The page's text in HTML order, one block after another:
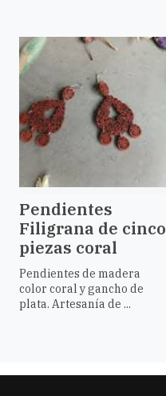
Pendientes
Filigrana de cinco
piezas coral
Pendientes de madera
color coral y gancho de
plata. Artesanía de ...